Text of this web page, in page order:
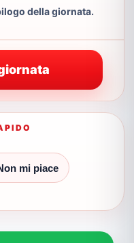
della giornata.
mi piace